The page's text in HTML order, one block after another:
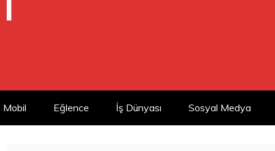
Mobil Eğlence İş Dünyası Sosyal Medya